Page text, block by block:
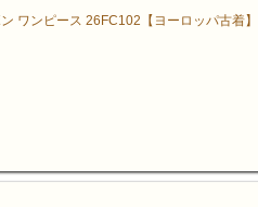
ワンピース 26FC102【ヨーロッパ古着】